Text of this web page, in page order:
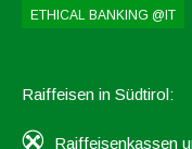
ETHICAL BANKING @IT
Raiffeisen in Südtirol:
Raiffeisenkassen